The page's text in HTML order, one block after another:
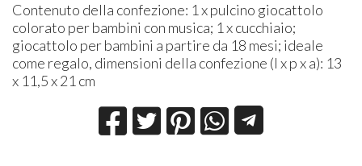
Contenuto della confezione: 1 x pulcino giocattolo
colorato per bambini con musica; 1 x cucchiaio;
giocattolo per bambini a partire da 18 mesi; ideale
come regalo, dimensioni della confezione (l x p x a): 13
x 11,5 x 21 cm